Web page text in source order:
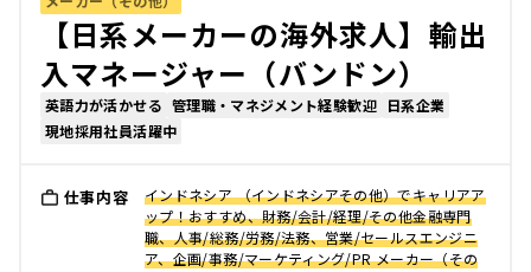
【日系メーカーの海外求人】輸出
入マネージャー（バンドン）
英語力が活かせる 管理職・マネジメント経験歓迎 日系企業
現地採用社員活躍中
仕事内容
インドネシア （インドネシアその他）でキャリアア
ップ！おすすめ、財務/会計/経理/その他金融専門
職、人事/総務/労務/法務、営業/セールスエンジニ
ア、企画/事務/マーケティング/PR メーカー（その